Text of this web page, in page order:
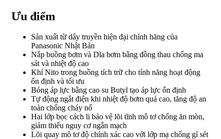
Ưu điểm
Sản xuất từ dây truyền hiện đại chính hãng của
Panasonic Nhật Bản
Nắp buồng bơm và Dĩa bơm bằng đồng thau chống ma
sát và nhiệt độ cao
Khí Nito trong buồng tích trữ cho tính năng hoạt động
ổn định và tối ưu
Bóng áp lực bằng cao su Butyl tạo áp lực ổn định
Tự động ngắt điện khi nhiệt độ bơm quá cao, tăng độ an
toàn chống cháy nổ
Hai lớp bọc cách li bảo vệ lõi tĩnh mô tơ chống ăn mòn,
giảm thiểu nguy cơ ngắn mạch
Lõi quay mô tơ độ chính xác cao với lớp mạ chống gỉ sét